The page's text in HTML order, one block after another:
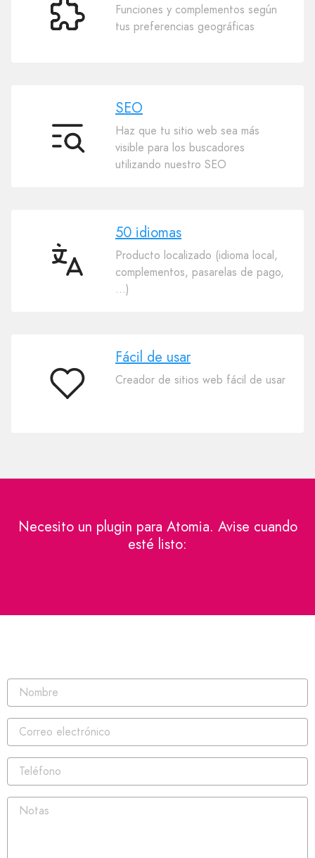
Muchos
Funciones y complementos según
tus preferencias geográficas
SEO
SEO
Haz que tu sitio web sea más
visible para los buscadores
utilizando nuestro SEO
50
50 idiomas
Producto localizado (idioma local,
complementos, pasarelas de pago,
…)
Fácil
Fácil de usar
Creador de sitios web fácil de usar
Necesito un plugin para Atomia. Avise cuando
esté listo: